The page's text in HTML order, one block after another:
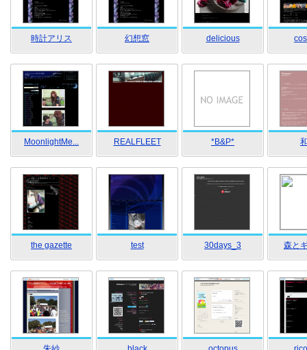
時計アリス 幻想窓 delicious
MoonlightMe... REALFLEET *B&P*
the gazette test 30days_3 森と